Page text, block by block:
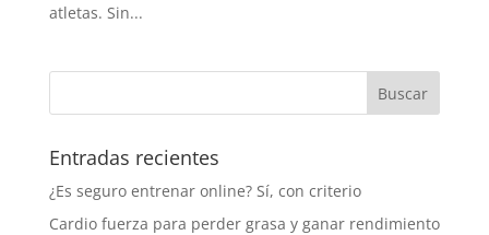
atletas. Sin...
Entradas recientes
¿Es seguro entrenar online? Sí, con criterio
Cardio fuerza para perder grasa y ganar rendimiento